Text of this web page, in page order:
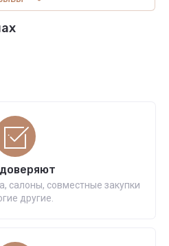
салоны, совместные закупки
другие.